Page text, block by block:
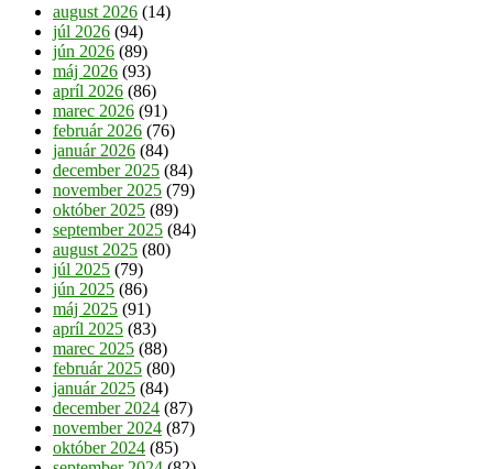
august 2026 (14)
júl 2026 (94)
jún 2026 (89)
máj 2026 (93)
apríl 2026 (86)
marec 2026 (91)
február 2026 (76)
január 2026 (84)
december 2025 (84)
november 2025 (79)
október 2025 (89)
september 2025 (84)
august 2025 (80)
júl 2025 (79)
jún 2025 (86)
máj 2025 (91)
apríl 2025 (83)
marec 2025 (88)
február 2025 (80)
január 2025 (84)
december 2024 (87)
november 2024 (87)
október 2024 (85)